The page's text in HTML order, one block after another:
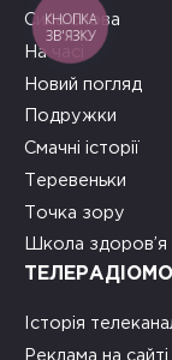
Сила слова
На часі
Новий погляд
Подружки
Смачні історії
Теревеньки
Точка зору
Школа здоров’я
Історія
Реклама на сайті
КНОПКА
ЗВ'ЯЗКУ